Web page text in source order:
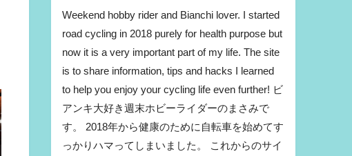
Weekend hobby rider and Bianchi lover. I started
road cycling in 2018 purely for health purpose but
now it is a very important part of my life. The site
is to share information, tips and hacks I learned
to help you enjoy your cycling life even further! ビ
アンキ大好き週末ホビーライダーのまさみで
す。 2018年から健康のために自転車を始めてす
っかりハマってしまいました。 これからのサイ